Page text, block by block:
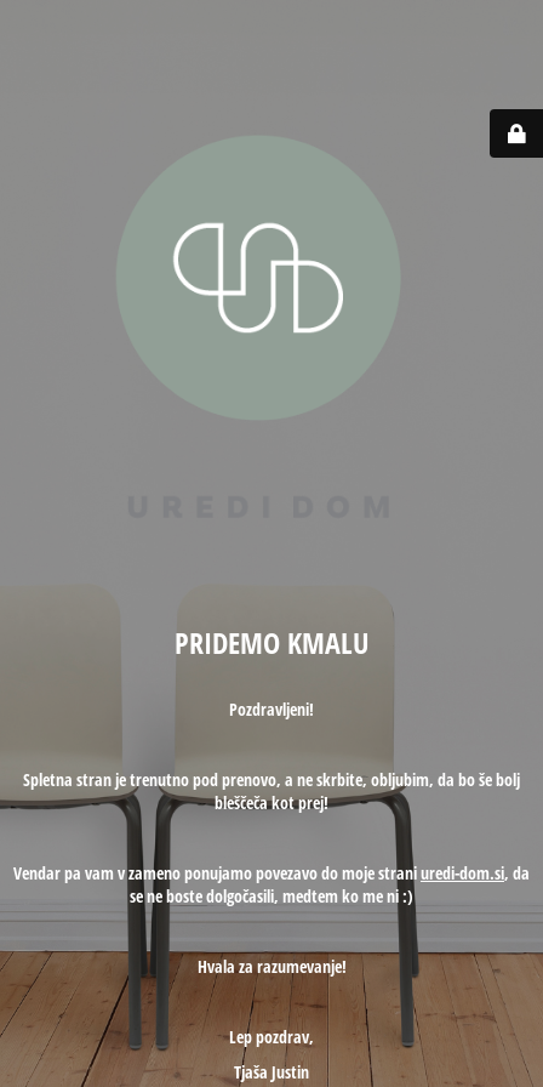
PRIDEMO KMALU
Pozdravljeni!
Spletna stran je trenutno pod prenovo, a ne skrbite, obljubim, da bo še bolj
bleščeča kot prej!
Vendar pa vam v zameno ponujamo povezavo do moje straniuredi-dom.si, da
se ne boste dolgočasili, medtem ko me ni :)
Hvala za razumevanje!
Lep pozdrav,
Tjaša Justin